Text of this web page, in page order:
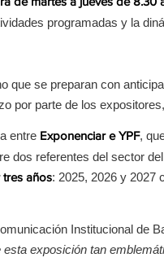
de martes a jueves de 8.30
programadas y la
que se preparan con
por parte de los
entre Exponenciar e YPF,
dos referentes del sector
años: 2025, 2026 y 2027
Institucional de
exposición tan